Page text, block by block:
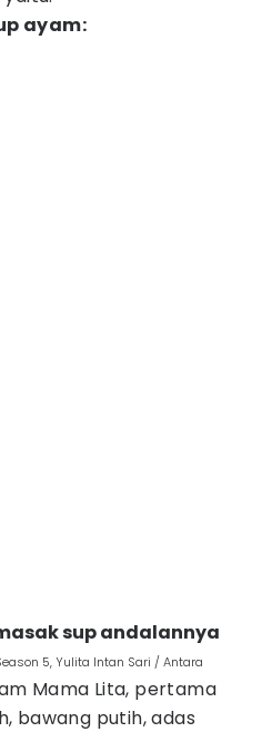
ayam:
sup andalannya
5, Yulita Intan Sari / Antara
Mama Lita, pertama
bawang putih, adas